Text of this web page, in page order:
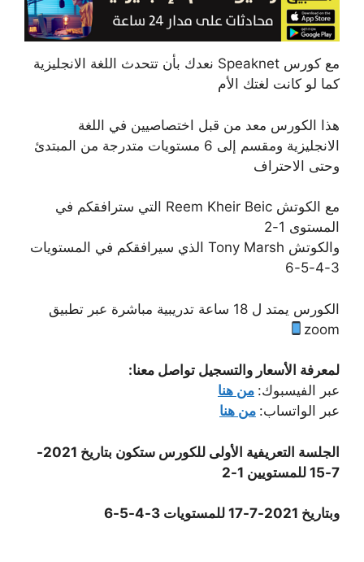
مع كورس Speaknet نعدك بأن تتحدث اللغة الانجليزية
كما لو كانت لغتك الأم
هذا الكورس معد من قبل اختصاصيين في اللغة
الانجليزية ومقسم إلى 6 مستويات متدرجة من المبتدئ
وحتى الاحتراف
مع الكوتش Reem Kheir Beic التي سترافقكم في
المستوى 1-2
والكوتش Tony Marsh الذي سيرافقكم في المستويات
3-4-5-6
الكورس يمتد ل 18 ساعة تدريبية مباشرة عبر تطبيق
zoom
لمعرفة الأسعار والتسجيل تواصل معنا:
عبر الفيسبوك: من هنا
عبر الواتساب: من هنا
الجلسة التعريفية الأولى للكورس ستكون بتاريخ 2021-
7-15 للمستويين 1-2
وبتاريخ 2021-7-17 للمستويات 3-4-5-6